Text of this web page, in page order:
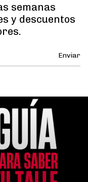
semanas
y descuentos